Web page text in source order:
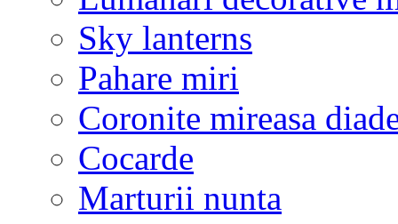
Sky lanterns
Pahare miri
Coronite mireasa
Cocarde
Marturii nunta